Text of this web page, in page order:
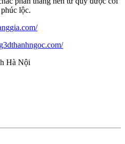
lộc.
Hà Nội